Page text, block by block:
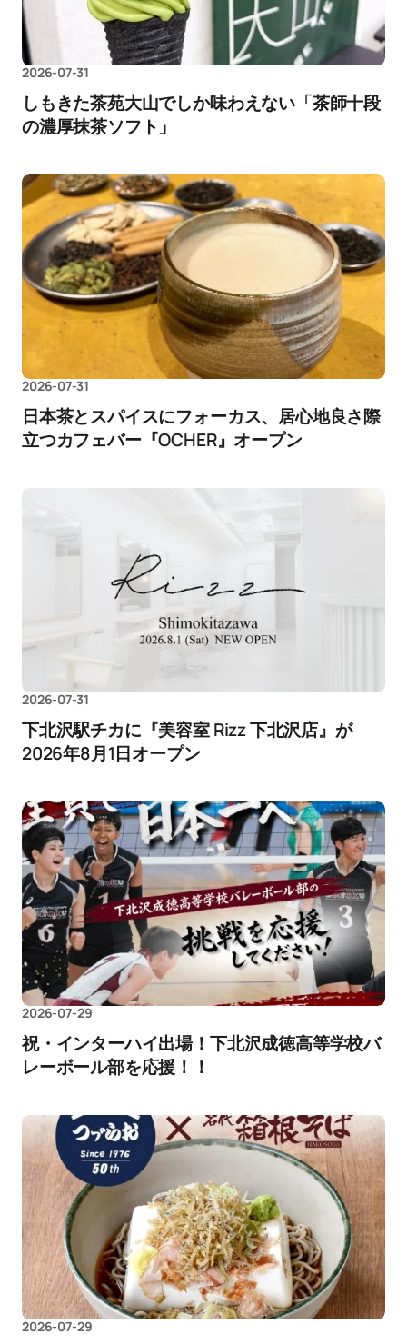
2026-07-31
しもきた茶苑大山でしか味わえない「茶師十段
の濃厚抹茶ソフト」
2026-07-31
日本茶とスパイスにフォーカス、居心地良さ際
立つカフェバー『OCHER』オープン
2026-07-31
下北沢駅チカに『美容室 Rizz 下北沢店』が
2026年8月1日オープン
2026-07-29
祝・インターハイ出場！下北沢成徳高等学校バ
レーボール部を応援！！
2026-07-29